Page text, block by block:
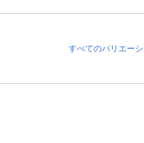
すべてのバリエー